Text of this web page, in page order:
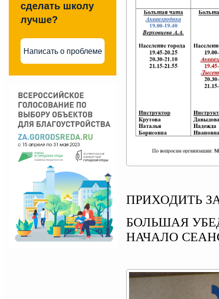
сделать школу
лучше?
Написать о проблеме
ПРИХОДИТЬ
БОЛЬШАЯ
НАЧАЛО